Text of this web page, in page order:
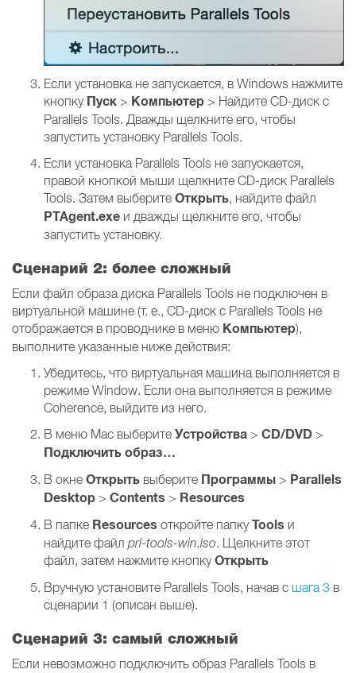
Если установка не запускается, в Windows нажмите
кнопку Пуск > Компьютер > Найдите CD-диск с
Parallels Tools. Дважды щелкните его, чтобы
запустить установку Parallels Tools.
Если установка Parallels Tools не запускается,
правой кнопкой мыши щелкните CD-диск Parallels
Tools. Затем выберите Открыть, найдите файл
PTAgent.exe и дважды щелкните его, чтобы
запустить установку.
Сценарий 2: более сложный
Если файл образа диска Parallels Tools не подключен в
виртуальной машине (т. е., CD-диск с Parallels Tools не
отображается в проводнике в меню Компьютер),
выполните указанные ниже действия:
Убедитесь, что виртуальная машина выполняется в
режиме Window. Если она выполняется в режиме
Coherence, выйдите из него.
В меню Mac выберите Устройства > CD/DVD >
Подключить образ…
В окне Открыть выберите Программы > Parallels
Desktop > Contents > Resources
В папке Resources откройте папкуTools и
найдите файл prl-tools-win.iso. Щелкните этот
файл, затем нажмите кнопкуОткрыть
Вручную установите Parallels Tools, начав с шага 3 в
сценарии 1 (описан выше).
Сценарий 3: самый сложный
Если невозможно подключить образ Parallels Tools в